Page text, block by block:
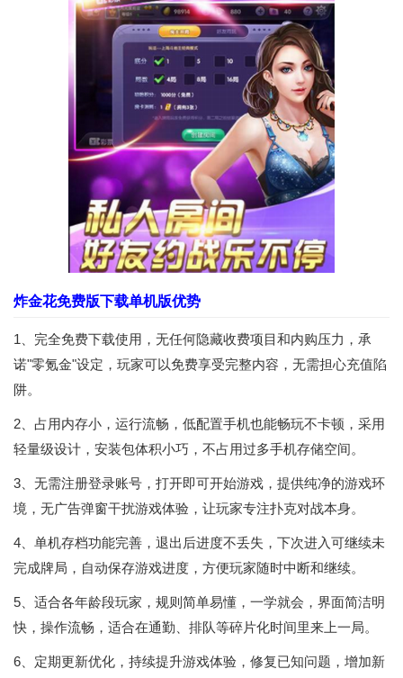
炸金花免费版下载单机版优势
1、完全免费下载使用，无任何隐藏收费项目和内购压力，承
诺"零氪金"设定，玩家可以免费享受完整内容，无需担心充值陷
阱。
2、占用内存小，运行流畅，低配置手机也能畅玩不卡顿，采用
轻量级设计，安装包体积小巧，不占用过多手机存储空间。
3、无需注册登录账号，打开即可开始游戏，提供纯净的游戏环
境，无广告弹窗干扰游戏体验，让玩家专注扑克对战本身。
4、单机存档功能完善，退出后进度不丢失，下次进入可继续未
完成牌局，自动保存游戏进度，方便玩家随时中断和继续。
5、适合各年龄段玩家，规则简单易懂，一学就会，界面简洁明
快，操作流畅，适合在通勤、排队等碎片化时间里来上一局。
6、定期更新优化，持续提升游戏体验，修复已知问题，增加新